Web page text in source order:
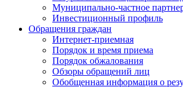
Муниципально-частное
Инвестиционный профиль
Обращения граждан
Интернет-приемная
Порядок и время приема
Порядок обжалования
Обзоры обращений лиц
Обобщенная информация о